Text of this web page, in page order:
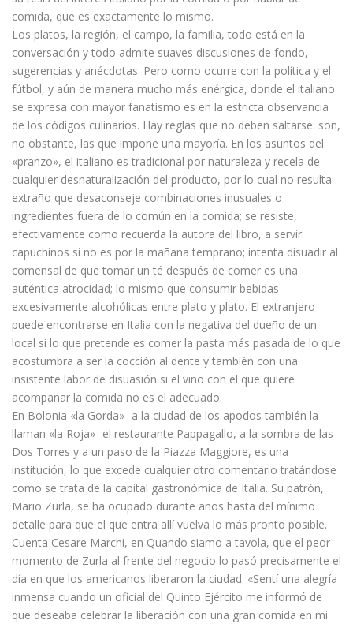
comida, que es exactamente lo mismo.
Los platos, la región, el campo, la familia, todo está en la
conversación y todo admite suaves discusiones de fondo,
sugerencias y anécdotas. Pero como ocurre con la política y el
fútbol, y aún de manera mucho más enérgica, donde el italiano
se expresa con mayor fanatismo es en la estricta observancia
de los códigos culinarios. Hay reglas que no deben saltarse: son,
no obstante, las que impone una mayoría. En los asuntos del
«pranzo», el italiano es tradicional por naturaleza y recela de
cualquier desnaturalización del producto, por lo cual no resulta
extraño que desaconseje combinaciones inusuales o
ingredientes fuera de lo común en la comida; se resiste,
efectivamente como recuerda la autora del libro, a servir
capuchinos si no es por la mañana temprano; intenta disuadir al
comensal de que tomar un té después de comer es una
auténtica atrocidad; lo mismo que consumir bebidas
excesivamente alcohólicas entre plato y plato. El extranjero
puede encontrarse en Italia con la negativa del dueño de un
local si lo que pretende es comer la pasta más pasada de lo que
acostumbra a ser la cocción al dente y también con una
insistente labor de disuasión si el vino con el que quiere
acompañar la comida no es el adecuado.
En Bolonia «la Gorda» -a la ciudad de los apodos también la
llaman «la Roja»- el restaurante Pappagallo, a la sombra de las
Dos Torres y a un paso de la Piazza Maggiore, es una
institución, lo que excede cualquier otro comentario tratándose
como se trata de la capital gastronómica de Italia. Su patrón,
Mario Zurla, se ha ocupado durante años hasta del mínimo
detalle para que el que entra allí vuelva lo más pronto posible.
Cuenta Cesare Marchi, en Quando siamo a tavola, que el peor
momento de Zurla al frente del negocio lo pasó precisamente el
día en que los americanos liberaron la ciudad. «Sentí una alegría
inmensa cuando un oficial del Quinto Ejército me informó de
que deseaba celebrar la liberación con una gran comida en mi